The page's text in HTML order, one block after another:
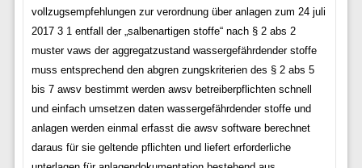
vollzugsempfehlungen zur verordnung über anlagen zum 24 juli
2017 3 1 entfall der „salbenartigen stoffe“ nach § 2 abs 2
muster vaws der aggregatzustand wassergefährdender stoffe
muss entsprechend den abgren zungskriterien des § 2 abs 5
bis 7 awsv bestimmt werden awsv betreiberpflichten schnell
und einfach umsetzen daten wassergefährdender stoffe und
anlagen werden einmal erfasst die awsv software berechnet
daraus für sie geltende pflichten und liefert erforderliche